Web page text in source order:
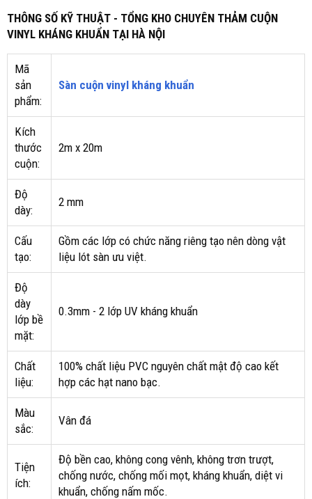
THÔNG SỐ KỸ THUẬT - TỔNG KHO CHUYÊN THẢM CUỘN
VINYL KHÁNG KHUẨN TẠI HÀ NỘI
Mã
sản
phẩm:
Sàn cuộn vinyl kháng khuẩn
Kích
thước
cuộn:
2m x 20m
Độ
dày:
2 mm
Cấu
tạo:
Gồm các lớp có chức năng riêng tạo nên dòng vật
liệu lót sàn ưu việt.
Độ
dày
lớp bề
mặt:
0.3mm - 2 lớp UV kháng khuẩn
Chất
liệu:
100% chất liệu PVC nguyên chất mật độ cao kết
hợp các hạt nano bạc.
Màu
sắc:
Vân đá
Tiện
ích:
Độ bền cao, không cong vênh, không trơn trượt,
chống nước, chống mối mọt, kháng khuẩn, diệt vi
khuẩn, chống nấm mốc.